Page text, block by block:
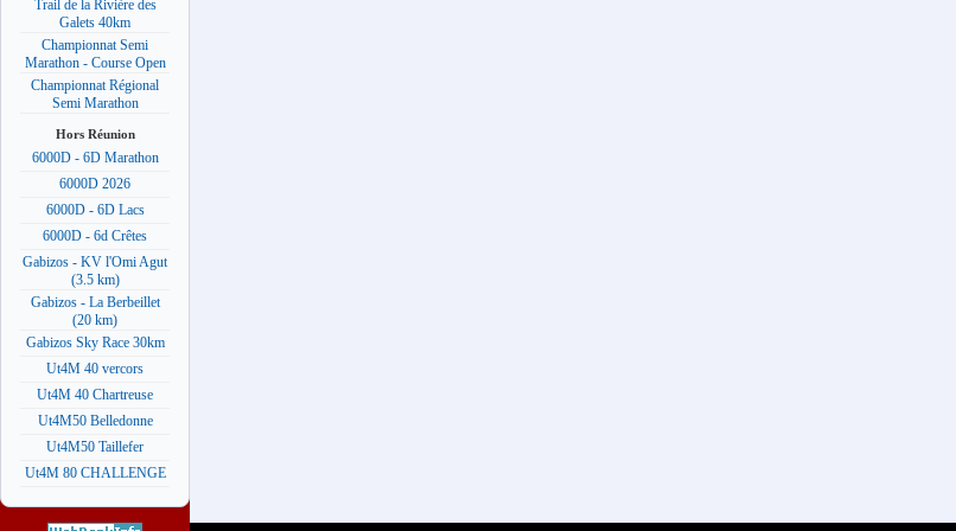
Trail de la Rivière des
Galets 40km
Championnat Semi
Marathon - Course Open
Championnat Régional
Semi Marathon
Hors Réunion
6000D - 6D Marathon
6000D 2026
6000D - 6D Lacs
6000D - 6d Crêtes
Gabizos - KV l'Omi Agut
(3.5 km)
Gabizos - La Berbeillet
(20 km)
Gabizos Sky Race 30km
Ut4M 40 vercors
Ut4M 40 Chartreuse
Ut4M50 Belledonne
Ut4M50 Taillefer
Ut4M 80 CHALLENGE